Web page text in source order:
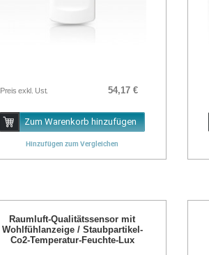
Preis exkl. Ust. 54,17 €
Zum Warenkorb hinzufügen
Hinzufügen zum Vergleichen
Raumluft-Qualitätssensor mit
Wohlfühlanzeige / Staubpartikel-
Co2-Temperatur-Feuchte-Lux